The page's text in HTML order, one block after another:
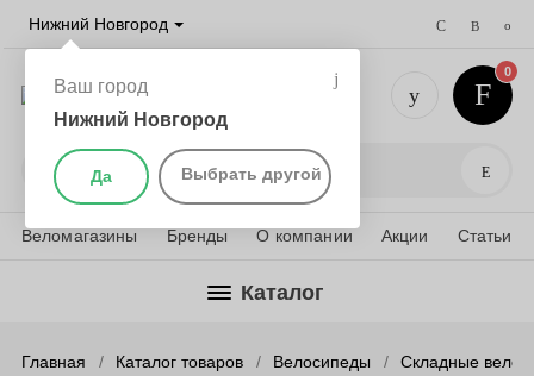
Нижний Новгород
Ваш город
Нижний Новгород
Да Выбрать другой Поиск
+7 (831)
0
Веломагазины Бренды О компании Акции Статьи
Каталог
Главная Каталог товаров Велосипеды Складные